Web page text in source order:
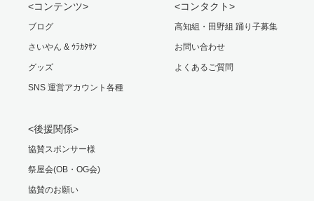
<コンテンツ>
ブログ
さいやん & ｳﾗｶﾀｻﾝ
グッズ
SNS 運営アカウント各種
<コンタクト>
高知組・田野組 踊り子募集
お問い合わせ
よくあるご質問
<後援関係>
協賛スポンサー様
祭屋会(OB・OG会)
協賛のお願い